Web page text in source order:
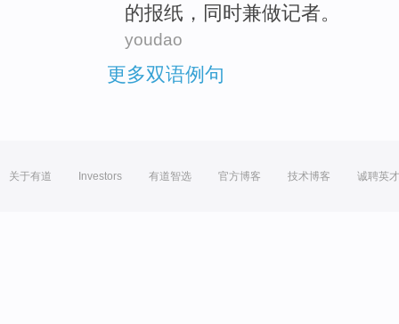
的报纸 ，同时兼做记者。
youdao
更多双语例句
关于有道 Investors 有道智选 官方博客 技术博客 诚聘英才